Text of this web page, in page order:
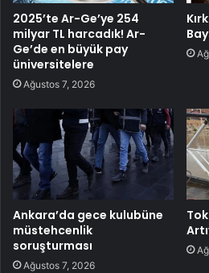
2025’te Ar-Ge’ye 254
milyar TL harcadık! Ar-
Ge’de en büyük pay
üniversitelere
Ağustos 7, 2026
Ankara’da gece kulubüne
müstehcenlik
soruşturması
Ağustos 7, 2026